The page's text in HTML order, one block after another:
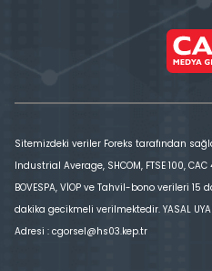
Sitemizdeki veriler Foreks tarafından
Industrial Average, SHCOM, FTSE 100,
BOVESPA, VİOP ve Tahvil-bono verileri 15
dakika gecikmeli verilmektedir. YASAL
Adresi : cgorsel@hs03.kep.tr